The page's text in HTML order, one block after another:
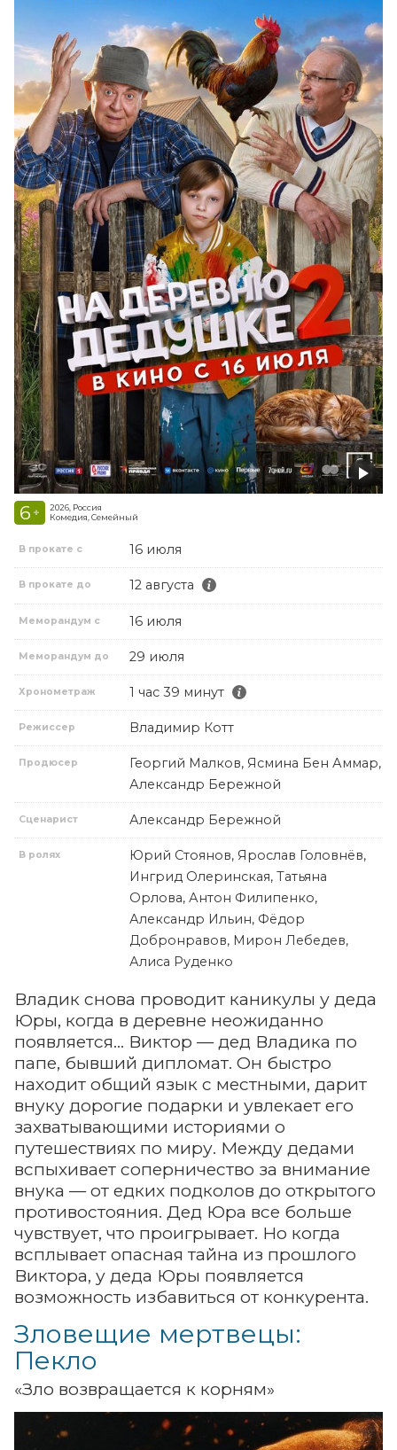
6 +
2026, Россия
Комедия, Семейный
В прокате с 16 июля
В прокате до 12 августа
Меморандум с 16 июля
Меморандум до 29 июля
Хронометраж 1 час 39 минут
Режиссер Владимир Котт
Продюсер
Георгий Малков, Ясмина Бен Аммар,
Александр Бережной
Сценарист Александр Бережной
В ролях
Юрий Стоянов, Ярослав Головнёв,
Ингрид Олеринская, Татьяна
Орлова, Антон Филипенко,
Александр Ильин, Фёдор
Добронравов, Мирон Лебедев,
Алиса Руденко
Владик снова проводит каникулы у деда
Юры, когда в деревне неожиданно
появляется… Виктор — дед Владика по
папе, бывший дипломат. Он быстро
находит общий язык с местными, дарит
внуку дорогие подарки и увлекает его
захватывающими историями о
путешествиях по миру. Между дедами
вспыхивает соперничество за внимание
внука — от едких подколов до открытого
противостояния. Дед Юра все больше
чувствует, что проигрывает. Но когда
всплывает опасная тайна из прошлого
Виктора, у деда Юры появляется
возможность избавиться от конкурента.
Зловещие мертвецы:
Пекло
«Зло возвращается к корням»